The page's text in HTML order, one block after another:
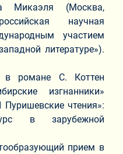
Микаэля (Москва,
научная
участием
литературе»).
романе С. Коттен
изгнанники»
чтения»:
в зарубежной
прием в